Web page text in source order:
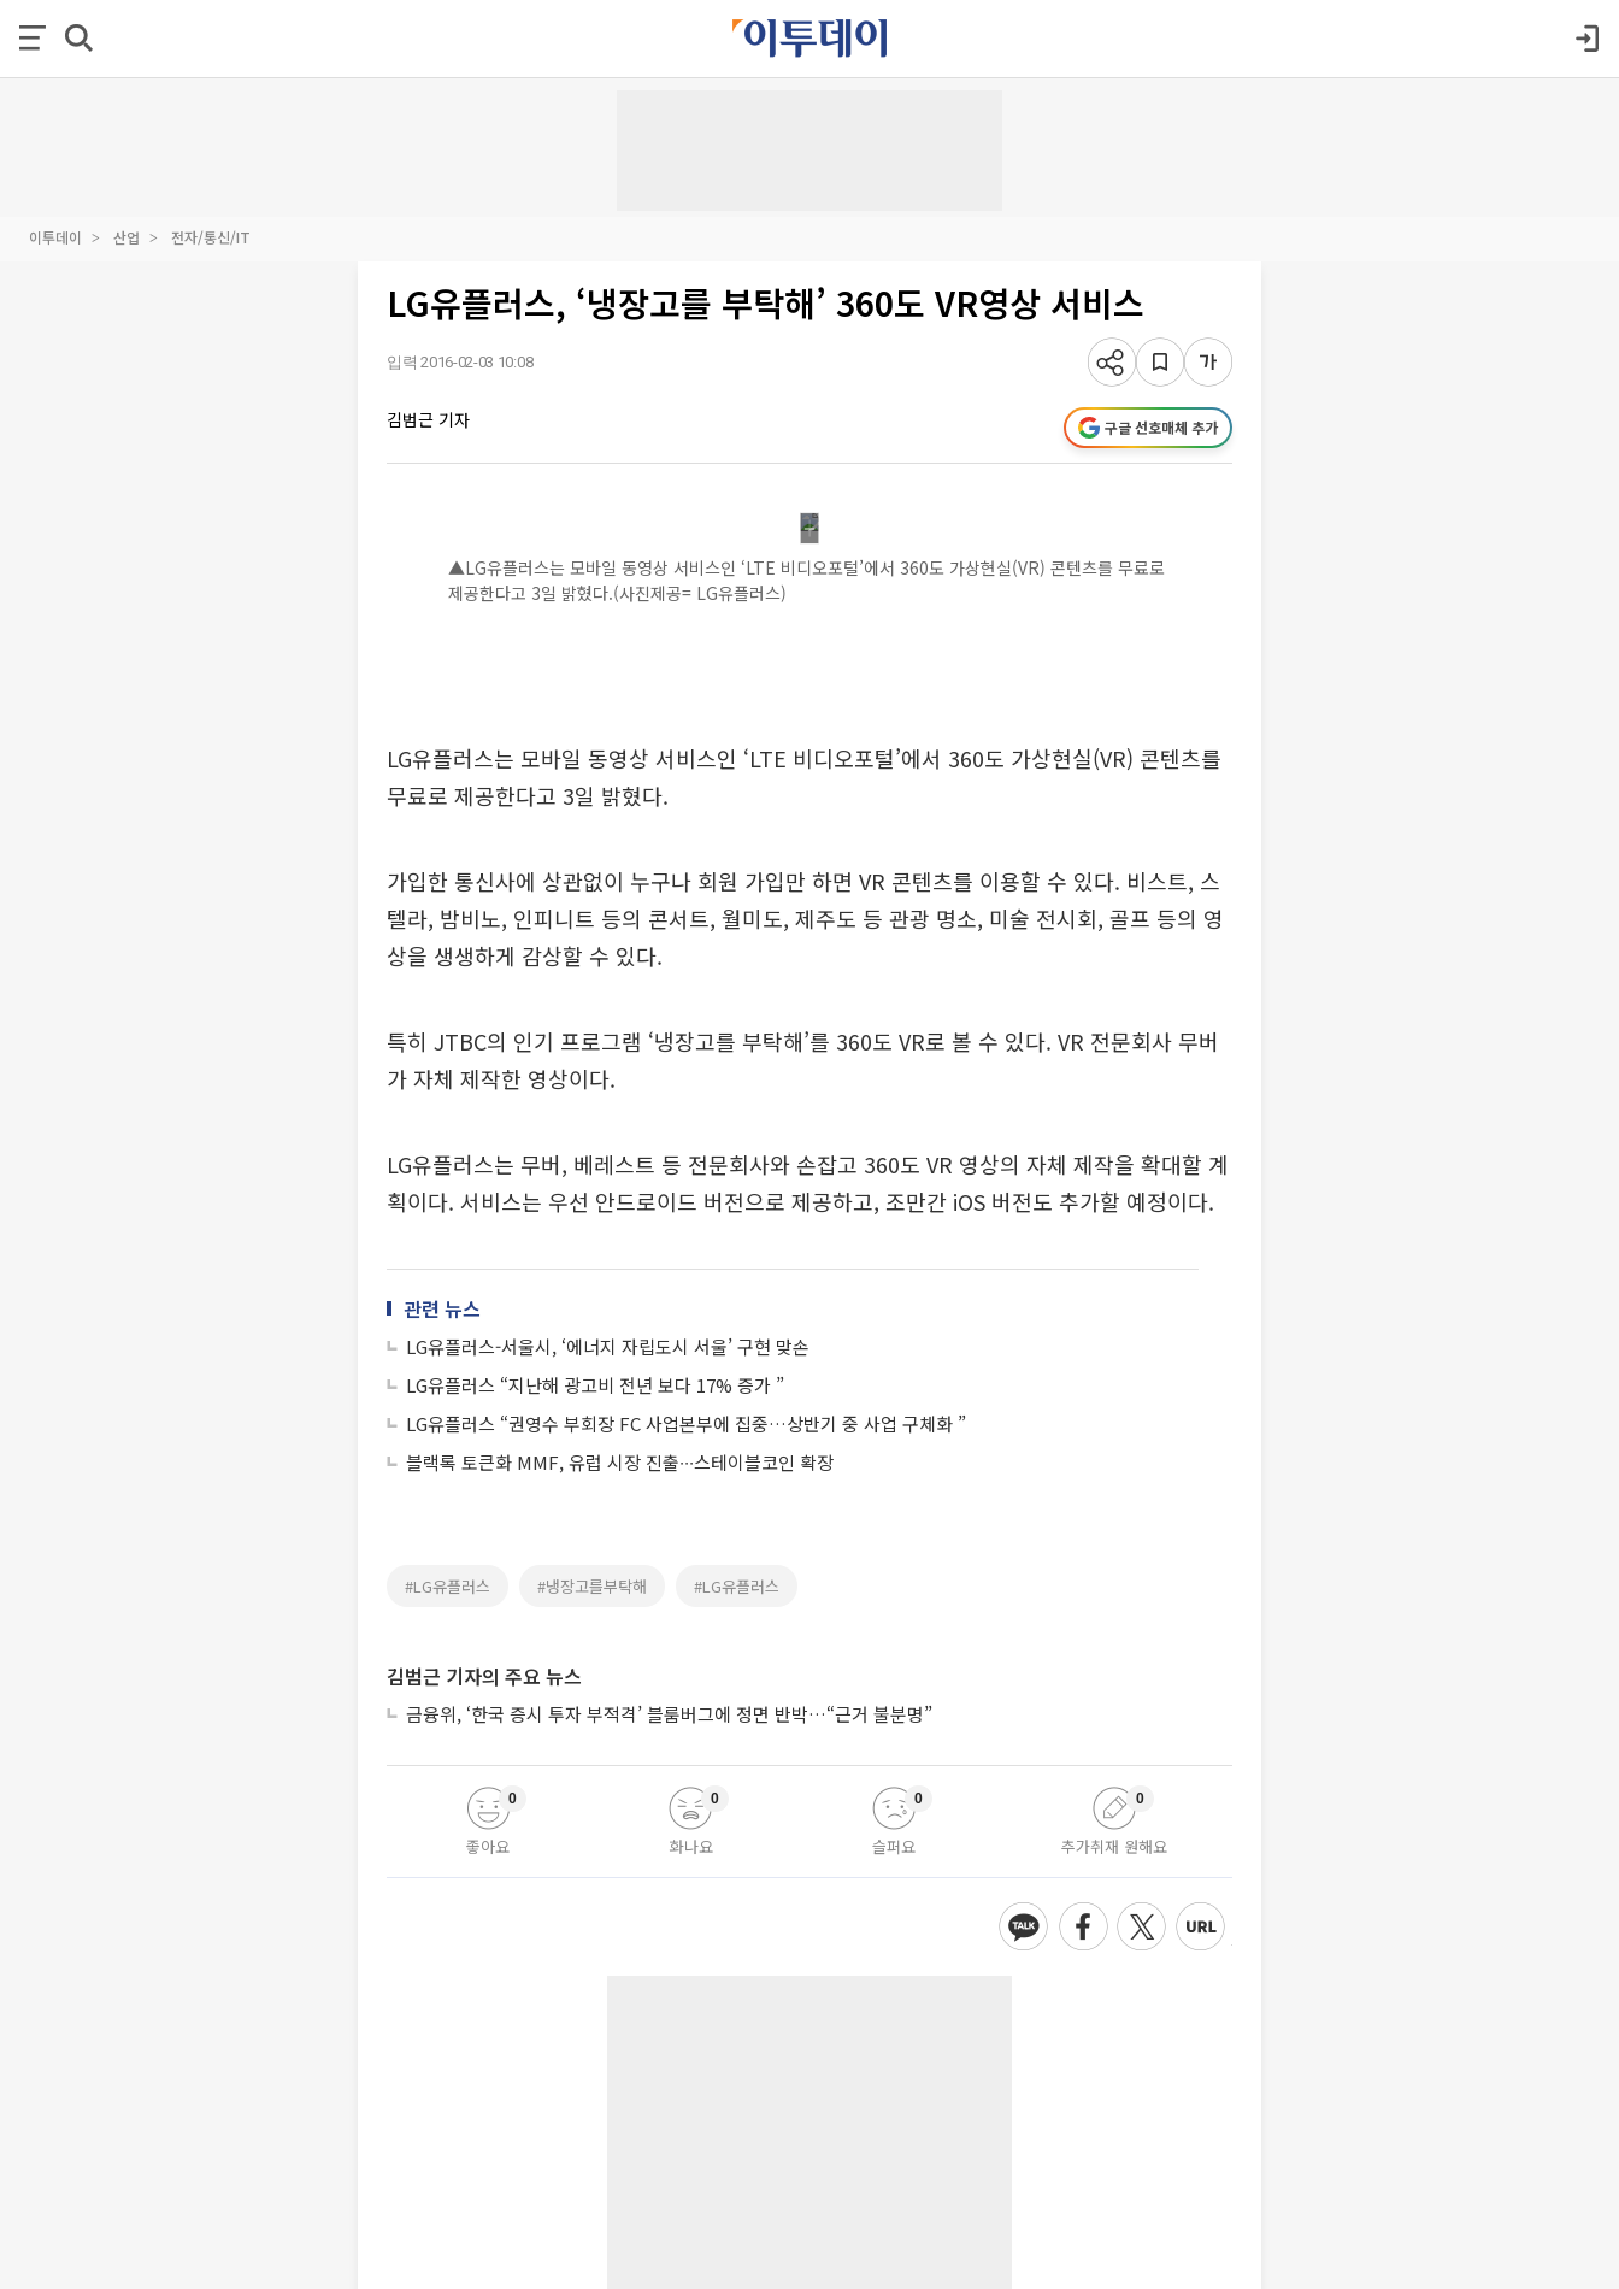
이투데이 산업 전자/통신/IT
LG유플러스, ‘냉장고를 부탁해’ 360도 VR영상 서비스
입력 2016-02-03 10:08
김범근 기자 구글 선호매체 추가
▲LG유플러스는 모바일 동영상 서비스인 ‘LTE 비디오포털’에서 360도 가상현실(VR) 콘텐츠를 무료로
제공한다고 3일 밝혔다.(사진제공= LG유플러스)
LG유플러스는 모바일 동영상 서비스인 ‘LTE 비디오포털’에서 360도 가상현실(VR) 콘텐츠를
무료로 제공한다고 3일 밝혔다.
가입한 통신사에 상관없이 누구나 회원 가입만 하면 VR 콘텐츠를 이용할 수 있다. 비스트, 스
텔라, 밤비노, 인피니트 등의 콘서트, 월미도, 제주도 등 관광 명소, 미술 전시회, 골프 등의 영
상을 생생하게 감상할 수 있다.
특히 JTBC의 인기 프로그램 ‘냉장고를 부탁해’를 360도 VR로 볼 수 있다. VR 전문회사 무버
가 자체 제작한 영상이다.
LG유플러스는 무버, 베레스트 등 전문회사와 손잡고 360도 VR 영상의 자체 제작을 확대할 계
획이다. 서비스는 우선 안드로이드 버전으로 제공하고, 조만간 iOS 버전도 추가할 예정이다.
관련 뉴스
LG유플러스-서울시, ‘에너지 자립도시 서울’ 구현 맞손
LG유플러스 “지난해 광고비 전년 보다 17% 증가 ”
LG유플러스 “권영수 부회장 FC 사업본부에 집중…상반기 중 사업 구체화 ”
블랙록 토큰화 MMF, 유럽 시장 진출∙∙∙스테이블코인 확장
#LG유플러스 #냉장고를부탁해 #LG유플러스
김범근 기자의 주요 뉴스
금융위, ‘한국 증시 투자 부적격’ 블룸버그에 정면 반박…“근거 불분명”
좋아요
0
화나요
0
슬퍼요
0
추가취재 원해요
0